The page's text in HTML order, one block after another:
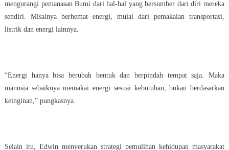
mengurangi pemanasan Bumi dari hal-hal yang bersumber dari diri mereka
sendiri. Misalnya berhemat energi, mulai dari pemakaian transportasi,
listrik dan energi lainnya.
“Energi hanya bisa berubah bentuk dan berpindah tempat saja. Maka
manusia sebaiknya memakai energi sesuai kebutuhan, bukan berdasarkan
keinginan,” pungkasnya.
Selain itu, Edwin menyerukan strategi pemulihan kehidupan masyarakat